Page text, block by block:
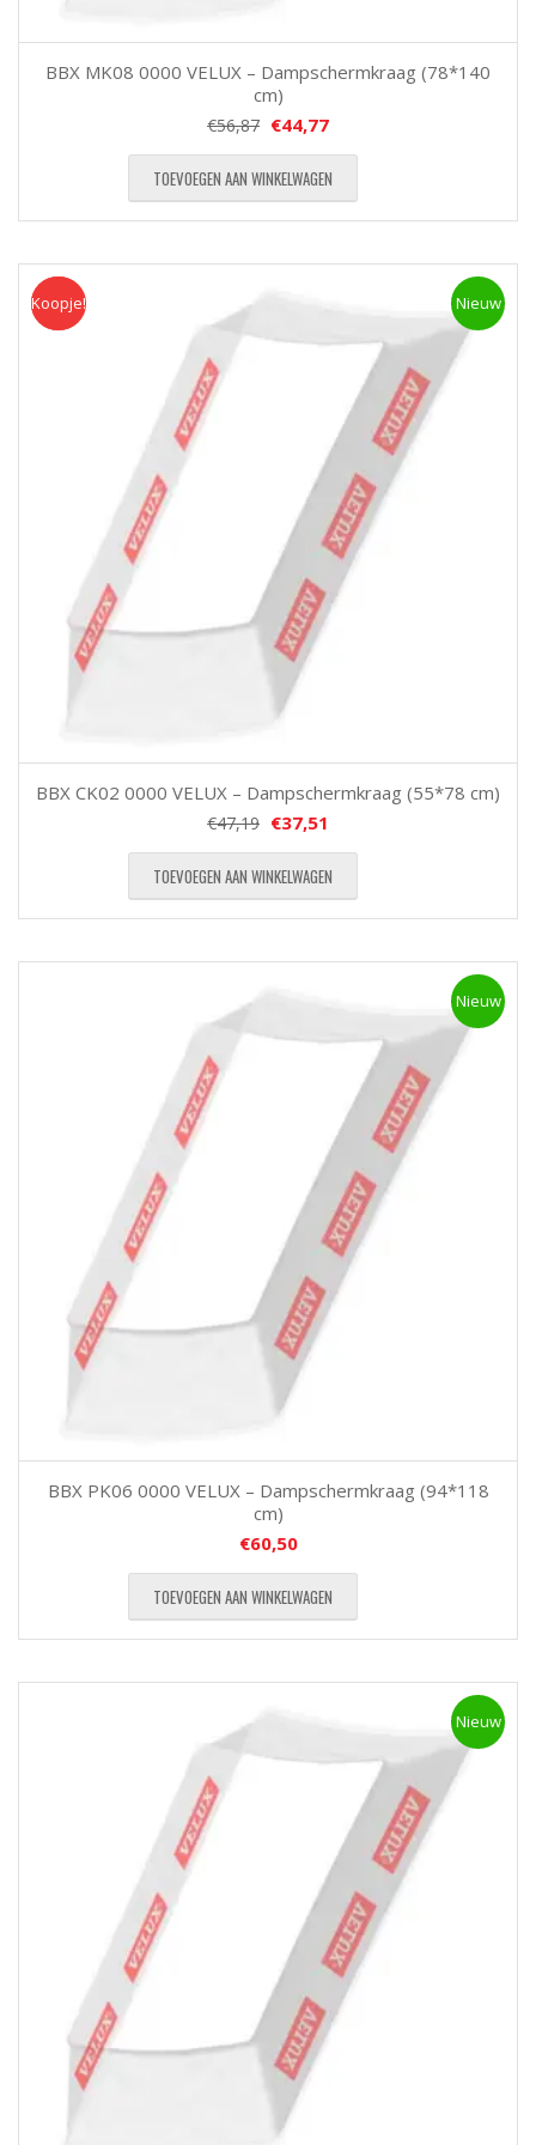
BBX MK08 0000 VELUX – Dampschermkraag (78*140
cm)
€56,87 €44,77
TOEVOEGEN AAN WINKELWAGEN
Koopje Nieuw
Koopje!
BBX CK02 0000 VELUX – Dampschermkraag (55*78 cm)
€47,19 €37,51
TOEVOEGEN AAN WINKELWAGEN
Nieuw
BBX PK06 0000 VELUX – Dampschermkraag (94*118
cm)
€60,50
TOEVOEGEN AAN WINKELWAGEN
Nieuw